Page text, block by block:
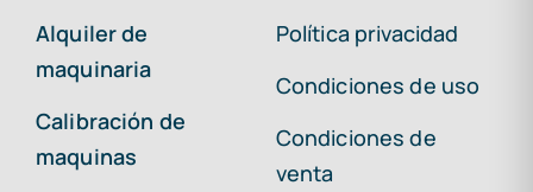
Alquiler de
maquinaria
Calibración de
maquinas
Política privacidad
Condiciones de uso
Condiciones de
venta